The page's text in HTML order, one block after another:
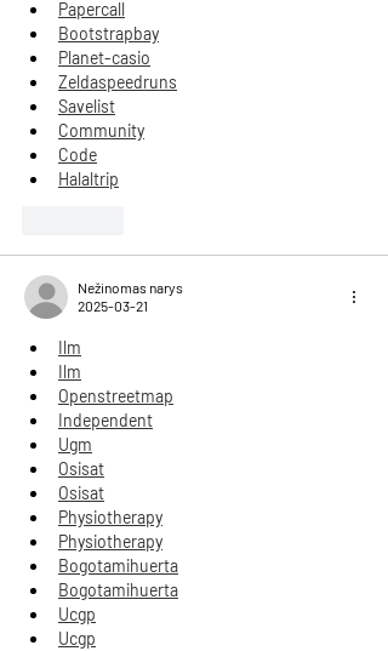
Papercall
Bootstrapbay
Planet-casio
Zeldaspeedruns
Savelist
Community
Code
Halaltrip
Nežinomas narys
2025-03-21
Ilm
Ilm
Openstreetmap
Independent
Ugm
Osisat
Osisat
Physiotherapy
Physiotherapy
Bogotamihuerta
Bogotamihuerta
Ucgp
Ucgp